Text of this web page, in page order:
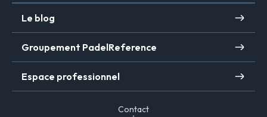
Le blog
Groupement PadelReference
Espace professionnel
Contact